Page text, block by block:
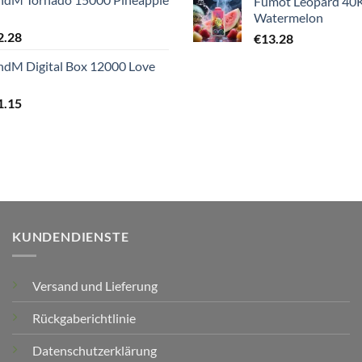
Digital Box 12000 Love
Watermelon
€13.28
KUNDENDIENSTE
Versand und Lieferung
Rückgaberichtlinie
Datenschutzerklärung